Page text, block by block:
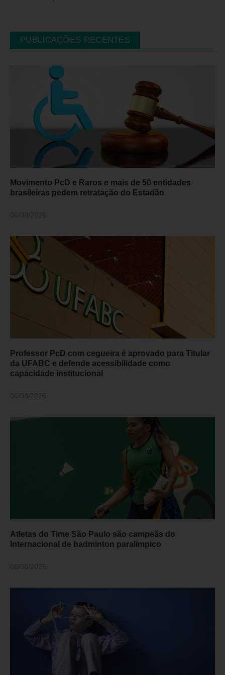
PUBLICAÇÕES RECENTES
Movimento PcD e Raros e mais de 50 entidades
brasileiras pedem retratação do Estadão
Professor PcD com cegueira é aprovado para Titular
da UFABC e defende acessibilidade como
capacidade institucional
Atletas do Time São Paulo são campeãs do
Internacional de badminton paralímpico